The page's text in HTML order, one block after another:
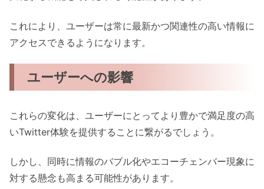
これにより、ユーザーは常に最新かつ関連性の高い情報に
アクセスできるようになります。
ユーザーへの影響
これらの変化は、ユーザーにとってより豊かで満足度の高
いTwitter体験を提供することに繋がるでしょう。
しかし、同時に情報のバブル化やエコーチェンバー現象に
対する懸念も高まる可能性があります。